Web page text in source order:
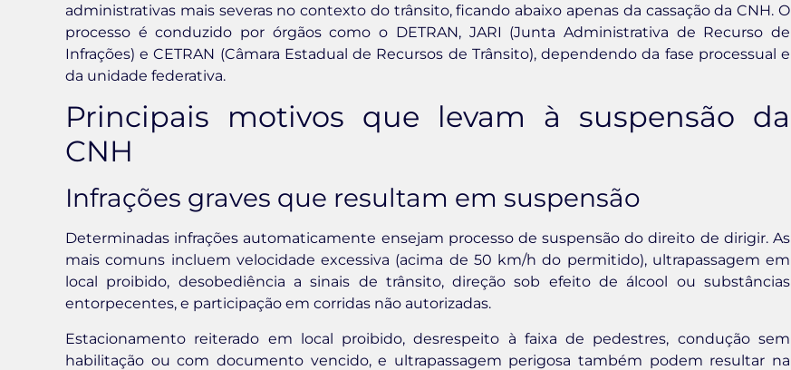
administrativas mais severas no contexto do trânsito, ficando abaixo apenas da cassação da CNH. O
processo é conduzido por órgãos como o DETRAN, JARI (Junta Administrativa de Recurso de
Infrações) e CETRAN (Câmara Estadual de Recursos de Trânsito), dependendo da fase processual e
da unidade federativa.
Principais motivos que levam à suspensão da
CNH
Infrações graves que resultam em suspensão
Determinadas infrações automaticamente ensejam processo de suspensão do direito de dirigir. As
mais comuns incluem velocidade excessiva (acima de 50 km/h do permitido), ultrapassagem em
local proibido, desobediência a sinais de trânsito, direção sob efeito de álcool ou substâncias
entorpecentes, e participação em corridas não autorizadas.
Estacionamento reiterado em local proibido, desrespeito à faixa de pedestres, condução sem
habilitação ou com documento vencido, e ultrapassagem perigosa também podem resultar na